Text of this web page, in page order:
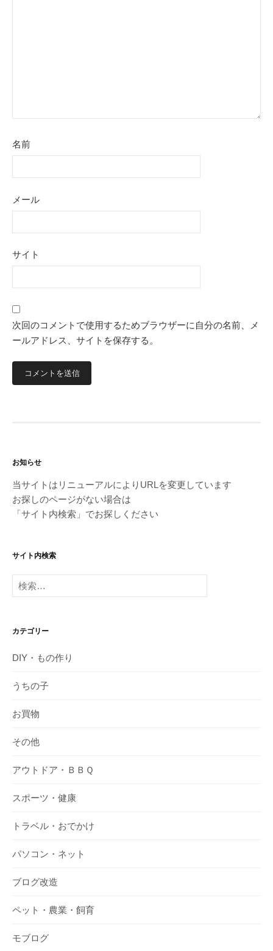
名前
メール
サイト
次回のコメントで使用するためブラウザーに自分の名前、メ
ールアドレス、サイトを保存する。
お知らせ
当サイトはリニューアルによりURLを変更しています
お探しのページがない場合は
「サイト内検索」でお探しください
サイト内検索
検
索:
カテゴリー
DIY・もの作り
うちの子
お買物
その他
アウトドア・ＢＢＱ
スポーツ・健康
トラベル・おでかけ
パソコン・ネット
ブログ改造
ペット・農業・飼育
モブログ